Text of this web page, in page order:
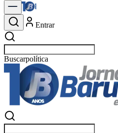
Entrar
Buscarnotícias em Barue